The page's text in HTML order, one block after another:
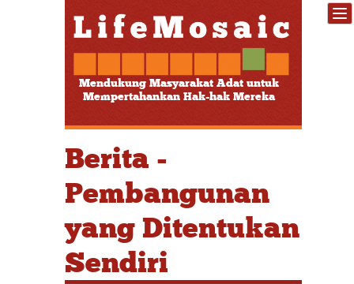
Mendukung Masyarakat Adat untuk
Mempertahankan Hak-hak Mereka
Berita -
Pembangunan
yang Ditentukan
Sendiri